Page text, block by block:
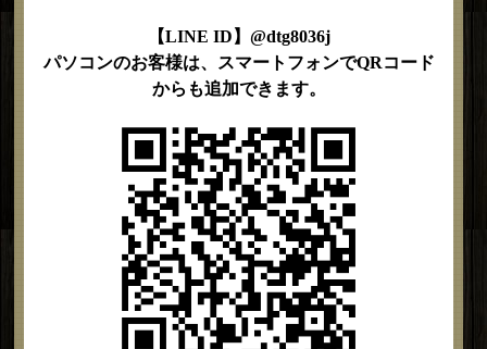
【LINE ID】@dtg8036j
パソコンのお客様は、スマートフォンでQRコード
からも追加できます。